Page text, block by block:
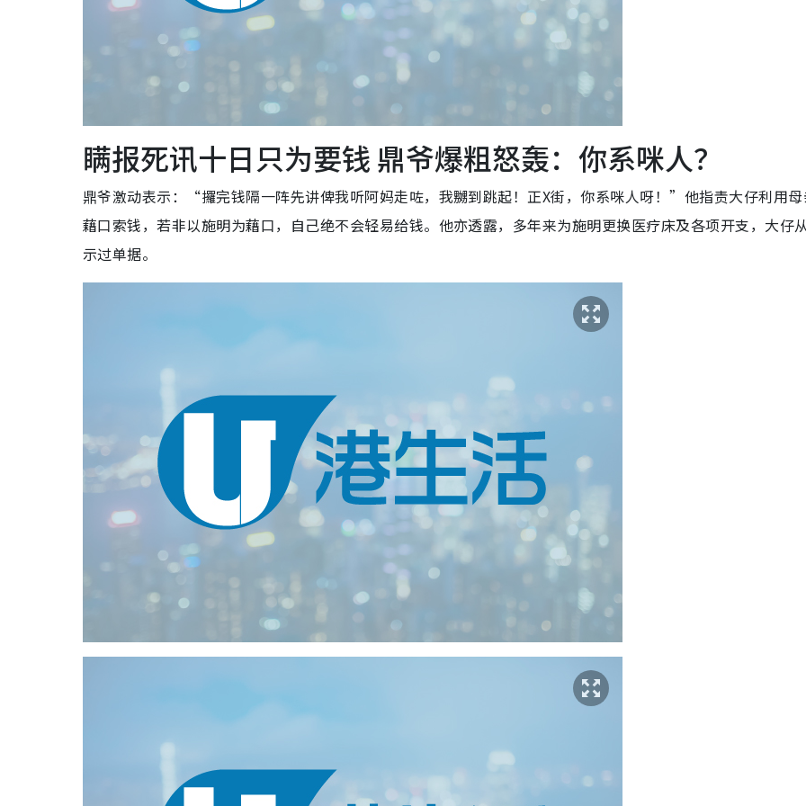
瞒报死讯十日只为要钱 鼎爷爆粗怒轰：你系咪人？
鼎爷激动表示：“攞完钱隔一阵先讲俾我听阿妈走咗，我嬲到跳起！正X街，你系咪人呀！”他指责大仔利用母
藉口索钱，若非以施明为藉口，自己绝不会轻易给钱。他亦透露，多年来为施明更换医疗床及各项开支，大仔
示过单据。